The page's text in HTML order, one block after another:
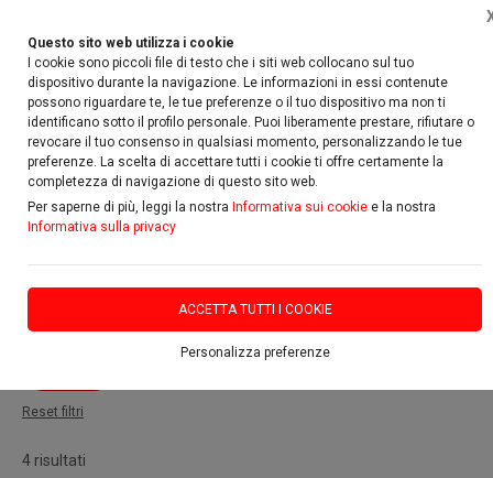
Questo sito web utilizza i cookie
I cookie sono piccoli file di testo che i siti web collocano sul tuo
dispositivo durante la navigazione. Le informazioni in essi contenute
possono riguardare te, le tue preferenze o il tuo dispositivo ma non ti
identificano sotto il profilo personale. Puoi liberamente prestare, rifiutare o
revocare il tuo consenso in qualsiasi momento, personalizzando le tue
preferenze. La scelta di accettare tutti i cookie ti offre certamente la
completezza di navigazione di questo sito web.
Per saperne di più, leggi la nostra Informativa sui cookie e la nostra
Informativa sulla privacy
ACCETTA TUTTI I COOKIE
Personalizza preferenze
Home Promozioni Caschi
FILTRA
Caschi
Categoria:
Reset filtri
4 risultati